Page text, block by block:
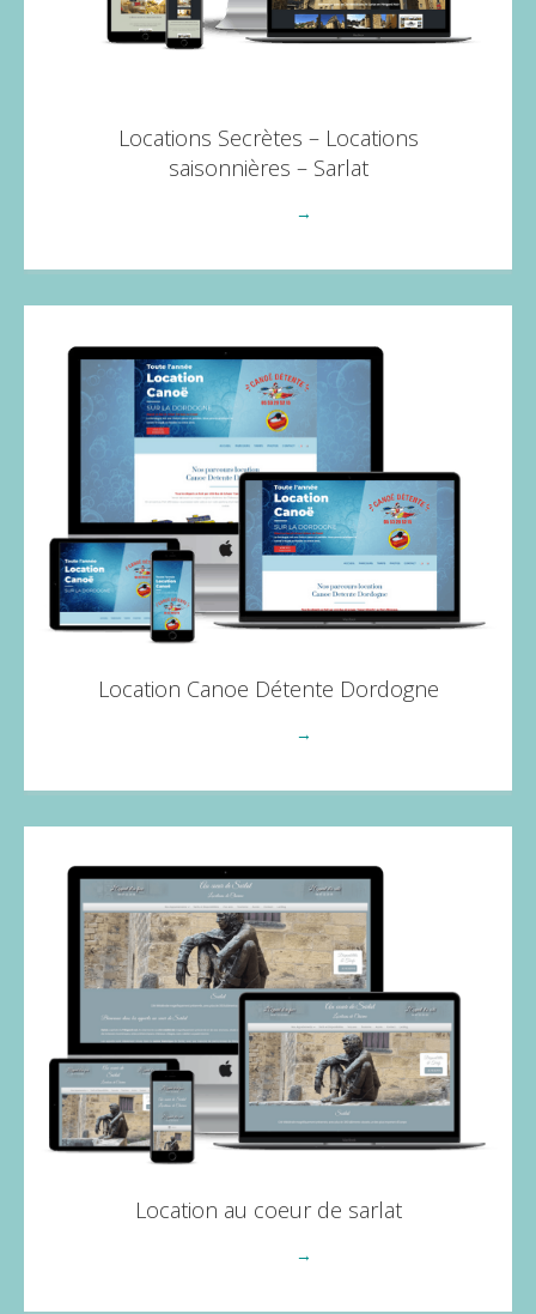
Locations Secrètes – Locations
saisonnières – Sarlat
→
Location Canoe Détente Dordogne
→
Location au coeur de sarlat
→